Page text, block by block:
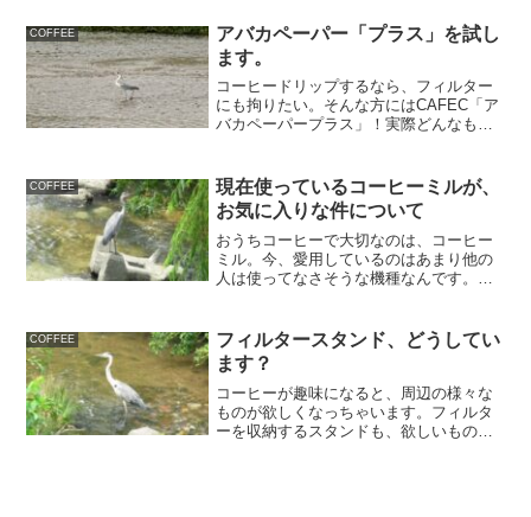
COFFEE
アバカペーパー「プラス」を試し
ます。
コーヒードリップするなら、フィルター
にも拘りたい。そんな方にはCAFEC「ア
バカペーパープラス」！実際どんなもの
COFFEE
現在使っているコーヒーミルが、
お気に入りな件について
おうちコーヒーで大切なのは、コーヒー
ミル。今、愛用しているのはあまり他の
人は使ってなさそうな機種なんです。さ
COFFEE
フィルタースタンド、どうしてい
ます？
コーヒーが趣味になると、周辺の様々な
ものが欲しくなっちゃいます。フィルタ
ーを収納するスタンドも、欲しいものの